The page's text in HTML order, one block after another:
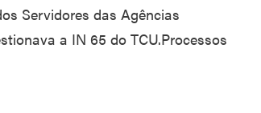
Servidores das Agências
a IN 65 do TCU.Processos